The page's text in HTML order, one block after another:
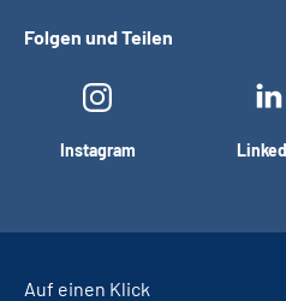
Folgen und Teilen
Instagram
Auf einen Klick